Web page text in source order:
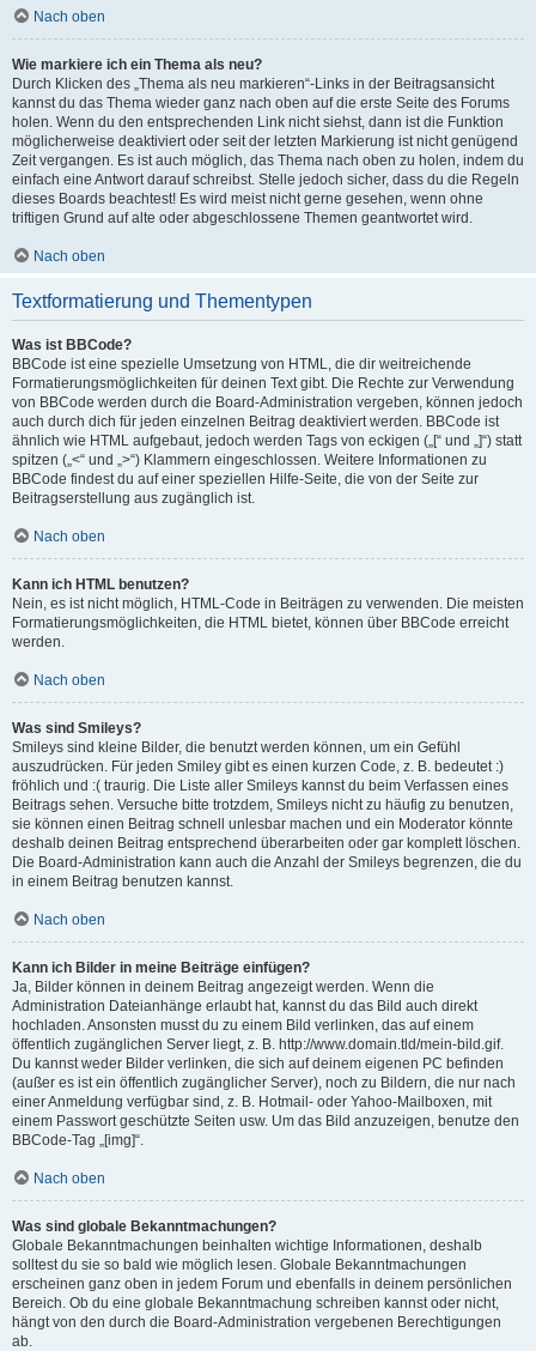
Nach oben
Wie markiere ich ein Thema als neu?
Durch Klicken des „Thema als neu markieren“-Links in der Beitragsansicht
kannst du das Thema wieder ganz nach oben auf die erste Seite des Forums
holen. Wenn du den entsprechenden Link nicht siehst, dann ist die Funktion
möglicherweise deaktiviert oder seit der letzten Markierung ist nicht genügend
Zeit vergangen. Es ist auch möglich, das Thema nach oben zu holen, indem du
einfach eine Antwort darauf schreibst. Stelle jedoch sicher, dass du die Regeln
dieses Boards beachtest! Es wird meist nicht gerne gesehen, wenn ohne
triftigen Grund auf alte oder abgeschlossene Themen geantwortet wird.
Nach oben
Textformatierung und Thementypen
Was ist BBCode?
BBCode ist eine spezielle Umsetzung von HTML, die dir weitreichende
Formatierungsmöglichkeiten für deinen Text gibt. Die Rechte zur Verwendung
von BBCode werden durch die Board-Administration vergeben, können jedoch
auch durch dich für jeden einzelnen Beitrag deaktiviert werden. BBCode ist
ähnlich wie HTML aufgebaut, jedoch werden Tags von eckigen („[“ und „]“) statt
spitzen („<“ und „>“) Klammern eingeschlossen. Weitere Informationen zu
BBCode findest du auf einer speziellen Hilfe-Seite, die von der Seite zur
Beitragserstellung aus zugänglich ist.
Nach oben
Kann ich HTML benutzen?
Nein, es ist nicht möglich, HTML-Code in Beiträgen zu verwenden. Die meisten
Formatierungsmöglichkeiten, die HTML bietet, können über BBCode erreicht
werden.
Nach oben
Was sind Smileys?
Smileys sind kleine Bilder, die benutzt werden können, um ein Gefühl
auszudrücken. Für jeden Smiley gibt es einen kurzen Code, z. B. bedeutet :)
fröhlich und :( traurig. Die Liste aller Smileys kannst du beim Verfassen eines
Beitrags sehen. Versuche bitte trotzdem, Smileys nicht zu häufig zu benutzen,
sie können einen Beitrag schnell unlesbar machen und ein Moderator könnte
deshalb deinen Beitrag entsprechend überarbeiten oder gar komplett löschen.
Die Board-Administration kann auch die Anzahl der Smileys begrenzen, die du
in einem Beitrag benutzen kannst.
Nach oben
Kann ich Bilder in meine Beiträge einfügen?
Ja, Bilder können in deinem Beitrag angezeigt werden. Wenn die
Administration Dateianhänge erlaubt hat, kannst du das Bild auch direkt
hochladen. Ansonsten musst du zu einem Bild verlinken, das auf einem
öffentlich zugänglichen Server liegt, z. B. http://www.domain.tld/mein-bild.gif.
Du kannst weder Bilder verlinken, die sich auf deinem eigenen PC befinden
(außer es ist ein öffentlich zugänglicher Server), noch zu Bildern, die nur nach
einer Anmeldung verfügbar sind, z. B. Hotmail- oder Yahoo-Mailboxen, mit
einem Passwort geschützte Seiten usw. Um das Bild anzuzeigen, benutze den
BBCode-Tag „[img]“.
Nach oben
Was sind globale Bekanntmachungen?
Globale Bekanntmachungen beinhalten wichtige Informationen, deshalb
solltest du sie so bald wie möglich lesen. Globale Bekanntmachungen
erscheinen ganz oben in jedem Forum und ebenfalls in deinem persönlichen
Bereich. Ob du eine globale Bekanntmachung schreiben kannst oder nicht,
hängt von den durch die Board-Administration vergebenen Berechtigungen
ab.